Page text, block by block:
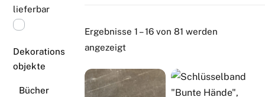
Ergebnisse 1 – 16 von 81 werden
angezeigt
lieferbar
Dekorations
objekte
Bücher